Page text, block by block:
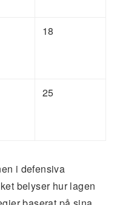
18
25
i defensiva
belyser hur lagen